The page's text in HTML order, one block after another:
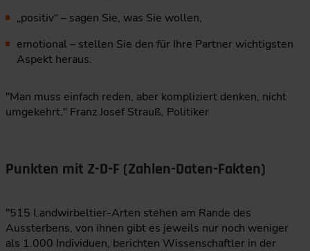
„positiv“ – sagen Sie, was Sie wollen,
emotional – stellen Sie den für Ihre Partner wichtigsten
Aspekt heraus.
"Man muss einfach reden, aber kompliziert denken, nicht
umgekehrt." Franz Josef Strauß, Politiker
Punkten mit Z-D-F (Zahlen-Daten-Fakten)
"515 Landwirbeltier-Arten stehen am Rande des
Aussterbens, von ihnen gibt es jeweils nur noch weniger
als 1.000 Individuen, berichten Wissenschaftler in der